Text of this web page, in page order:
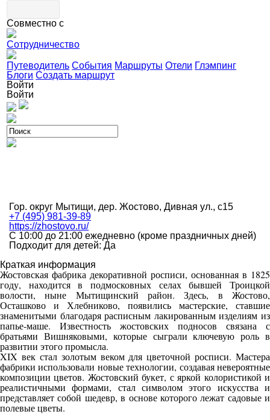
Совместно с
Сотрудничество
Путеводитель События Маршруты Отели Глэмпинг
Блоги Создать маршрут
Войти
Войти
Гор. округ Мытищи, дер. Жостово, Дивная ул., с15
+7 (495) 981-39-89
https://zhostovo.ru/
С 10:00 до 21:00 ежедневно (кроме праздничных дней)
Подходит для детей: Да
Краткая информация
Жостовская фабрика декоративной росписи, основанная в 1825
году, находится в подмосковных селах бывшей Троицкой
волости, ныне Мытищинский район. Здесь, в Жостово,
Осташково и Хлебниково, появились мастерские, ставшие
знаменитыми благодаря расписным лакированным изделиям из
папье-маше. Известность жостовских подносов связана с
братьями Вишняковыми, которые сыграли ключевую роль в
развитии этого промысла.
XIX век стал золотым веком для цветочной росписи. Мастера
фабрики использовали новые технологии, создавая невероятные
композиции цветов. Жостовский букет, с яркой колористикой и
реалистичными формами, стал символом этого искусства и
представляет собой шедевр, в основе которого лежат садовые и
полевые цветы.